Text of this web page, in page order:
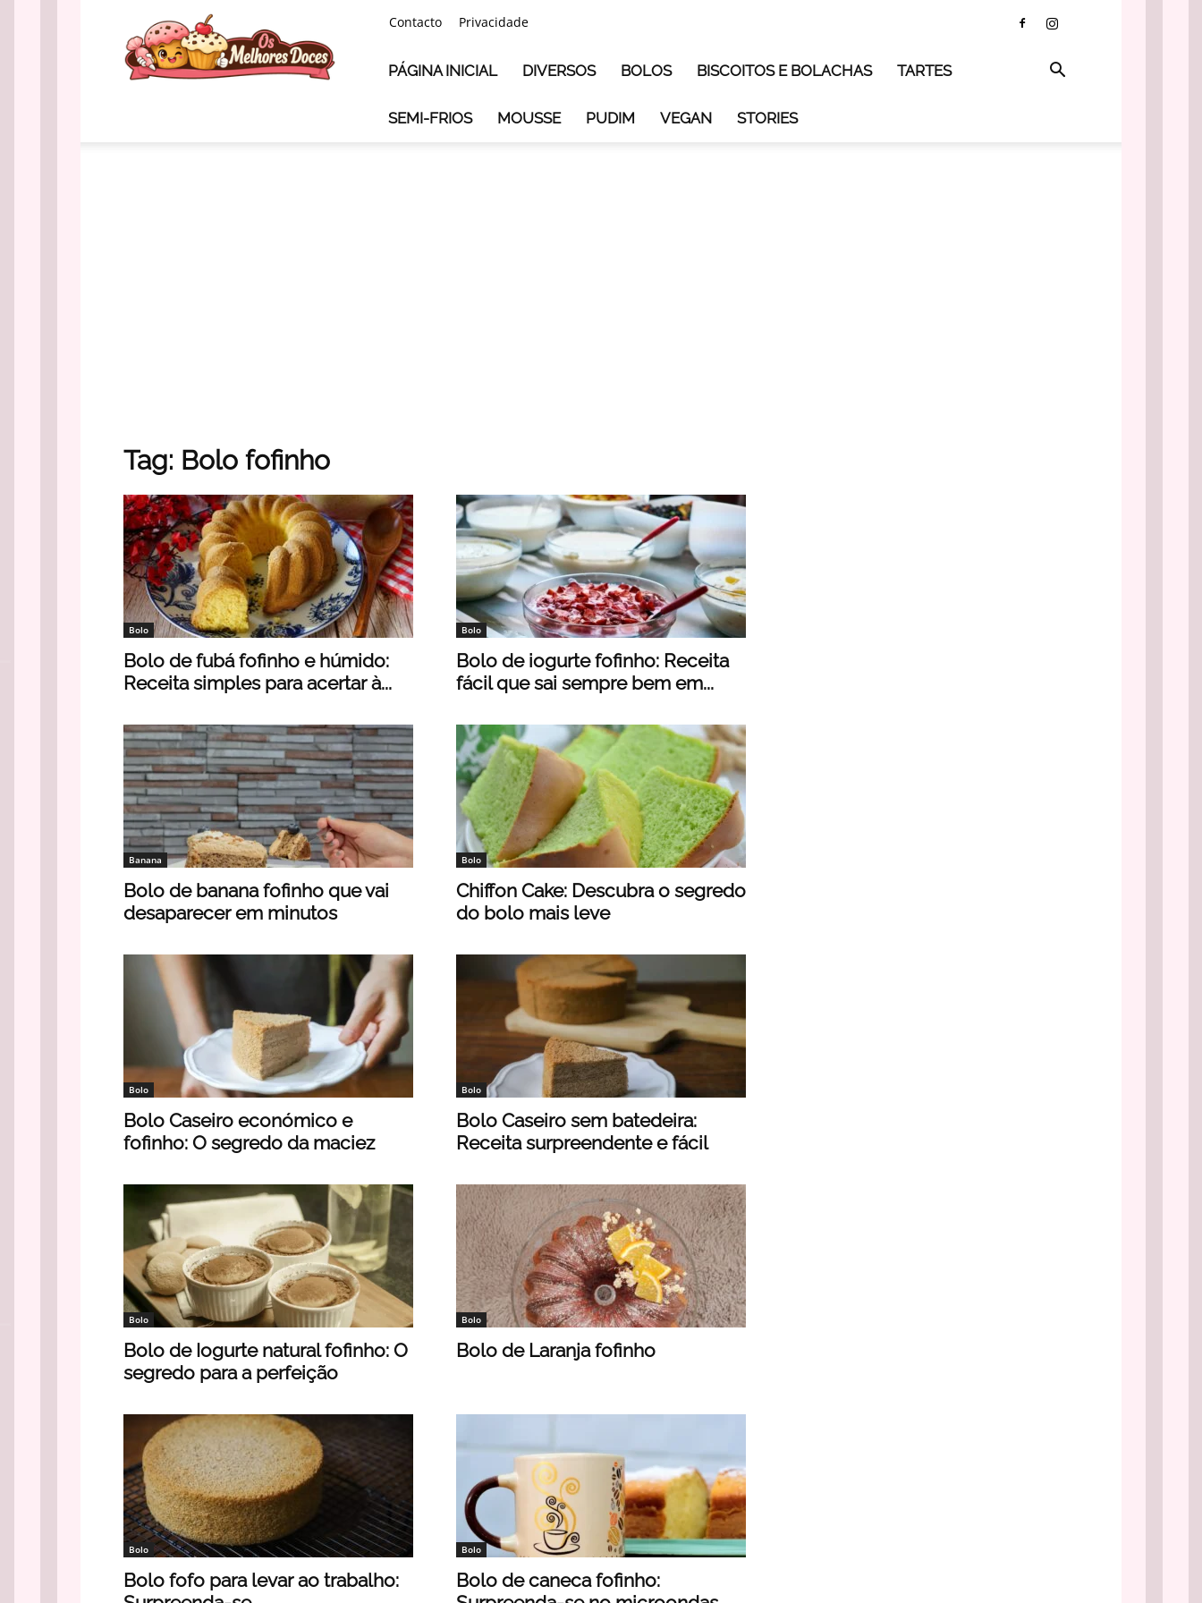
Melhores
Doces
Contacto Privacidade
PÁGINA INICIAL DIVERSOS BOLOS BISCOITOS E BOLACHAS TARTES
SEMI-FRIOS MOUSSE PUDIM VEGAN STORIES
Tag: Bolo fofinho
Bolo
Bolo de fubá fofinho e húmido:
Receita simples para acertar à...
Bolo
Bolo de iogurte fofinho: Receita
fácil que sai sempre bem em...
Banana
Bolo de banana fofinho que vai
desaparecer em minutos
Bolo
Chiffon Cake: Descubra o segredo
do bolo mais leve
Bolo
Bolo Caseiro económico e
fofinho: O segredo da maciez
Bolo
Bolo Caseiro sem batedeira:
Receita surpreendente e fácil
Bolo
Bolo de Iogurte natural fofinho: O
segredo para a perfeição
Bolo
Bolo de Laranja fofinho
Bolo
Bolo fofo para levar ao trabalho:
Bolo
Bolo de caneca fofinho: